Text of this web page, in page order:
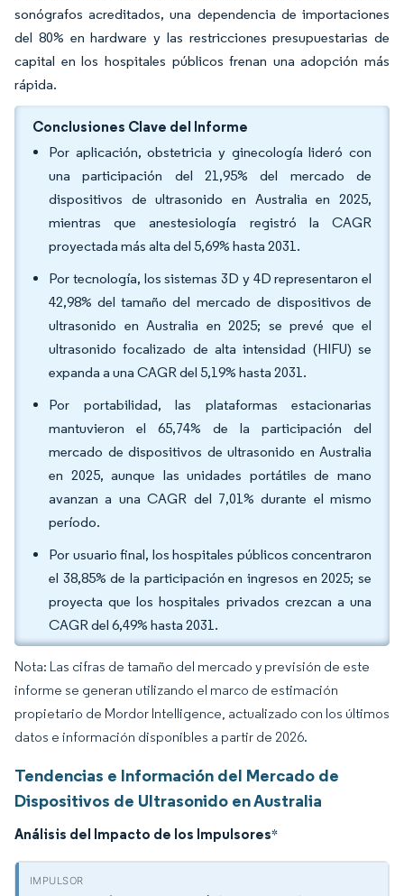
sonógrafos acreditados, una dependencia de importaciones
del 80% en hardware y las restricciones presupuestarias de
capital en los hospitales públicos frenan una adopción más
rápida.
Conclusiones Clave del Informe
Por aplicación, obstetricia y ginecología lideró con
una participación del 21,95% del mercado de
dispositivos de ultrasonido en Australia en 2025,
mientras que anestesiología registró la CAGR
proyectada más alta del 5,69% hasta 2031.
Por tecnología, los sistemas 3D y 4D representaron el
42,98% del tamaño del mercado de dispositivos de
ultrasonido en Australia en 2025; se prevé que el
ultrasonido focalizado de alta intensidad (HIFU) se
expanda a una CAGR del 5,19% hasta 2031.
Por portabilidad, las plataformas estacionarias
mantuvieron el 65,74% de la participación del
mercado de dispositivos de ultrasonido en Australia
en 2025, aunque las unidades portátiles de mano
avanzan a una CAGR del 7,01% durante el mismo
período.
Por usuario final, los hospitales públicos concentraron
el 38,85% de la participación en ingresos en 2025; se
proyecta que los hospitales privados crezcan a una
CAGR del 6,49% hasta 2031.
Nota: Las cifras de tamaño del mercado y previsión de este
informe se generan utilizando el marco de estimación
propietario de Mordor Intelligence, actualizado con los últimos
datos e información disponibles a partir de 2026.
Tendencias e Información del Mercado de
Dispositivos de Ultrasonido en Australia
Análisis del Impacto de los Impulsores*